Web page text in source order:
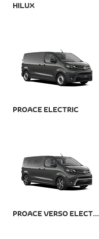
HILUX
PROACE ELECTRIC
PROACE VERSO ELECTRIC